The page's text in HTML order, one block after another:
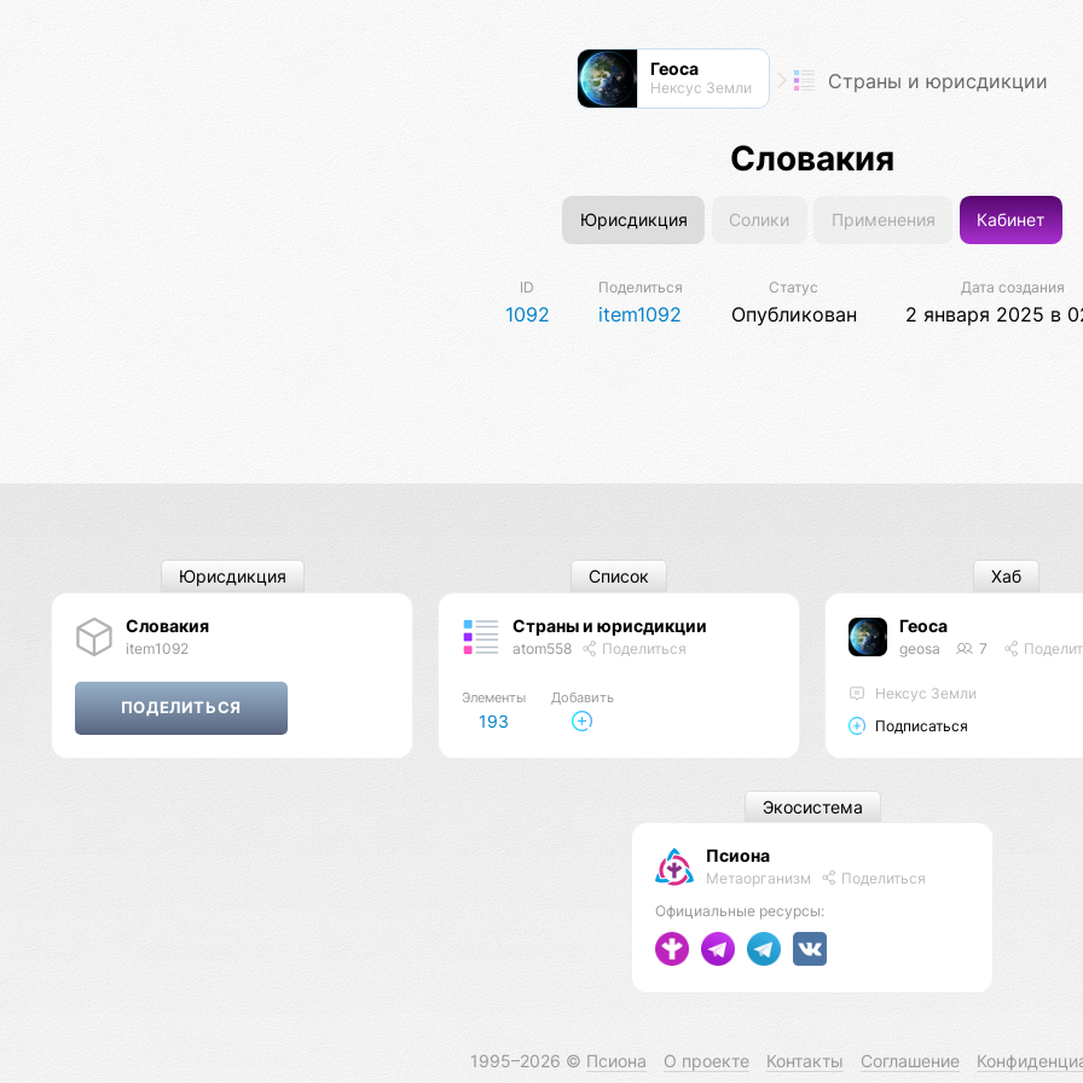
Геоса
Нексус Земли Страны и юрисдикции
Словакия
Юрисдикция Солики Применения Кабинет
ID
1092
Поделиться
item1092
Статус
Опубликован
Дата создания
2 января 2025 в
Словакия
item1092
Юрисдикция
Страны и юрисдикции
atom558 Поделиться
Элементы
193
Добавить
Список
Геоса
geosa 7
Нексус Земли
Подписаться
Хаб
Псиона
Метаорганизм
Поделиться
Официальные ресурсы:
Экосистема
1995–2026 © Псиона О проекте Контакты Соглашение